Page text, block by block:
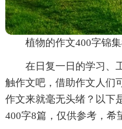
植物的作文400字锦
在日复一日的学习、
触作文吧，借助作文人们
作文来就毫无头绪？以下
400字8篇，仅供参考，希